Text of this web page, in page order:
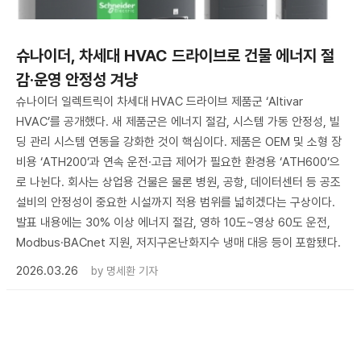
슈나이더, 차세대 HVAC 드라이브로 건물 에너지 절
감·운영 안정성 겨냥
슈나이더 일렉트릭이 차세대 HVAC 드라이브 제품군 ‘Altivar
HVAC’를 공개했다. 새 제품군은 에너지 절감, 시스템 가동 안정성, 빌
딩 관리 시스템 연동을 강화한 것이 핵심이다. 제품은 OEM 및 소형 장
비용 ‘ATH200’과 연속 운전·고급 제어가 필요한 환경용 ‘ATH600’으
로 나뉜다. 회사는 상업용 건물은 물론 병원, 공항, 데이터센터 등 공조
설비의 안정성이 중요한 시설까지 적용 범위를 넓히겠다는 구상이다.
발표 내용에는 30% 이상 에너지 절감, 영하 10도~영상 60도 운전,
Modbus·BACnet 지원, 저지구온난화지수 냉매 대응 등이 포함됐다.
2026.03.26
by 명세환 기자